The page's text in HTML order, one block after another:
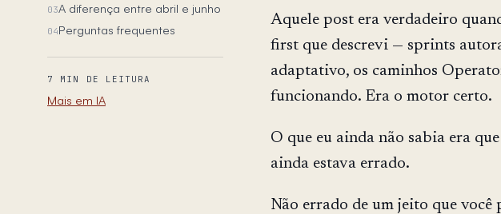
03A diferença entre abril e junho
04Perguntas frequentes
7 MIN DE LEITURA
Mais em IA
Aquele post era verdadeiro
first que descrevi — sprints
adaptativo, os caminhos
funcionando. Era o motor certo.
O que eu ainda não sabia era
ainda estava errado.
Não errado de um jeito que